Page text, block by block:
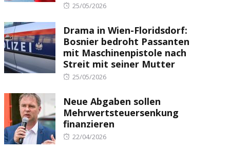
Posted
25/05/2026
Drama in Wien-Floridsdorf:
Bosnier bedroht Passanten
mit Maschinenpistole nach
Streit mit seiner Mutter
Posted
25/05/2026
Neue Abgaben sollen
Mehrwertsteuersenkung
finanzieren
Posted
22/04/2026